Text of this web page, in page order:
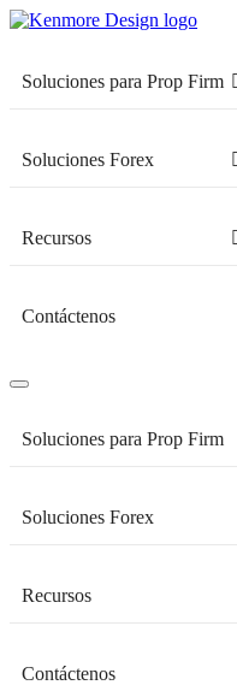
Soluciones para Prop Firm
Soluciones Forex
Recursos
Contáctenos
Soluciones para Prop Firm
Soluciones Forex
Recursos
Contáctenos